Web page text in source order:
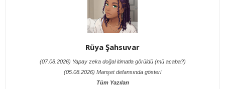
Rüya Şahsuvar
(07.08.2026) Yapay zeka doğal itimatla görüldü (mü acaba?)
(05.08.2026) Manşet defansında gösteri
Tüm Yazıları